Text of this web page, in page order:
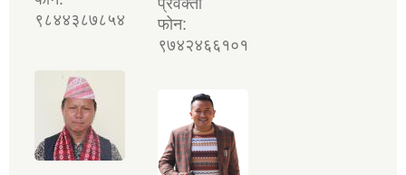
९८४४३८७८५४
प्रवक्ता
फोन:
९७४२४६६१०१